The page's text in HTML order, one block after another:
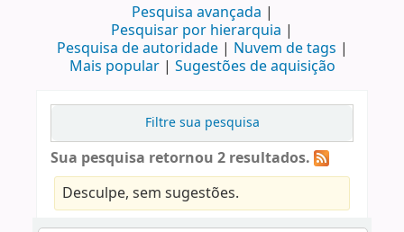
Pesquisa avançada
Pesquisar por hierarquia
Pesquisa de autoridade
Nuvem de tags
Mais popular
Sugestões de aquisição
Filtre sua pesquisa
Sua pesquisa retornou 2 resultados.
Desculpe, sem sugestões.